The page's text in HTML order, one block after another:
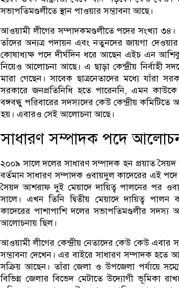
সভাপতিমণ্ডলীতে স্থান পাওয়ার সম্ভাবনা আছে।
আওয়ামী লীগের সম্পাদকমণ্ডলীতে পদের সংখ্যা
তাঁদের অন্যত্র পদায়ন এবং নতুনদের জায়গা
কোষাধ্যক্ষ পদে দীর্ঘদিন ধরে আছেন এইচ এন
নিয়েও আলোচনা আছে। এ ছাড়া কেন্দ্রীয় নির্বাহী
মারা গেছেন। সাবেক ছাত্রনেতাদের মধ্যে যাঁরা
সরকারে জনপ্রতিনিধি হতে পারেননি, এমন
বঙ্গবন্ধু পরিবারের সদস্যদের কেউ কেন্দ্রীয়
হয়। এবারও সেই আলোচনা আছে।
সাধারণ সম্পাদক পদে
২০০৯ সালে দলের সাধারণ সম্পাদক হন প্রয়াত
বর্তমান সাধারণ সম্পাদক ওবায়দুল কাদেরের এই
সৈয়দ আশরাফ দুই মেয়াদে দায়িত্ব পালনের পর
সালে। এখন তিনি দ্বিতীয় মেয়াদে দায়িত্ব
কাদেরের পাশাপাশি দলের সভাপতিমণ্ডলীর সদস্য
আলোচনায় ছিল।
আওয়ামী লীগের কেন্দ্রীয় নেতাদের কেউ কেউ এবার
সম্ভাবনা দেখেন। এর বাইরে সাধারণ সম্পাদক হতে
সক্রিয় আছেন। তাঁরা জেলা ও উপজেলা পর্যায়ে
বিভিন্ন জেলার বিভেদ মেটাতে উদ্যোগী ভূমিকা